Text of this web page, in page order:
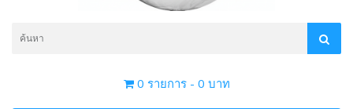
0 รายการ - 0 บาท